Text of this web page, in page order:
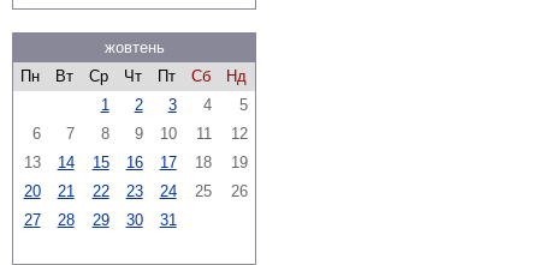
жовтень
Пн
Вт Ср Чт Пт Сб
Нд
1
2 3 4
5
6
7 8 9 10 11
12
13
14 15 16 17 18
19
20
21 22 23 24 25
26
27
28 29 30 31